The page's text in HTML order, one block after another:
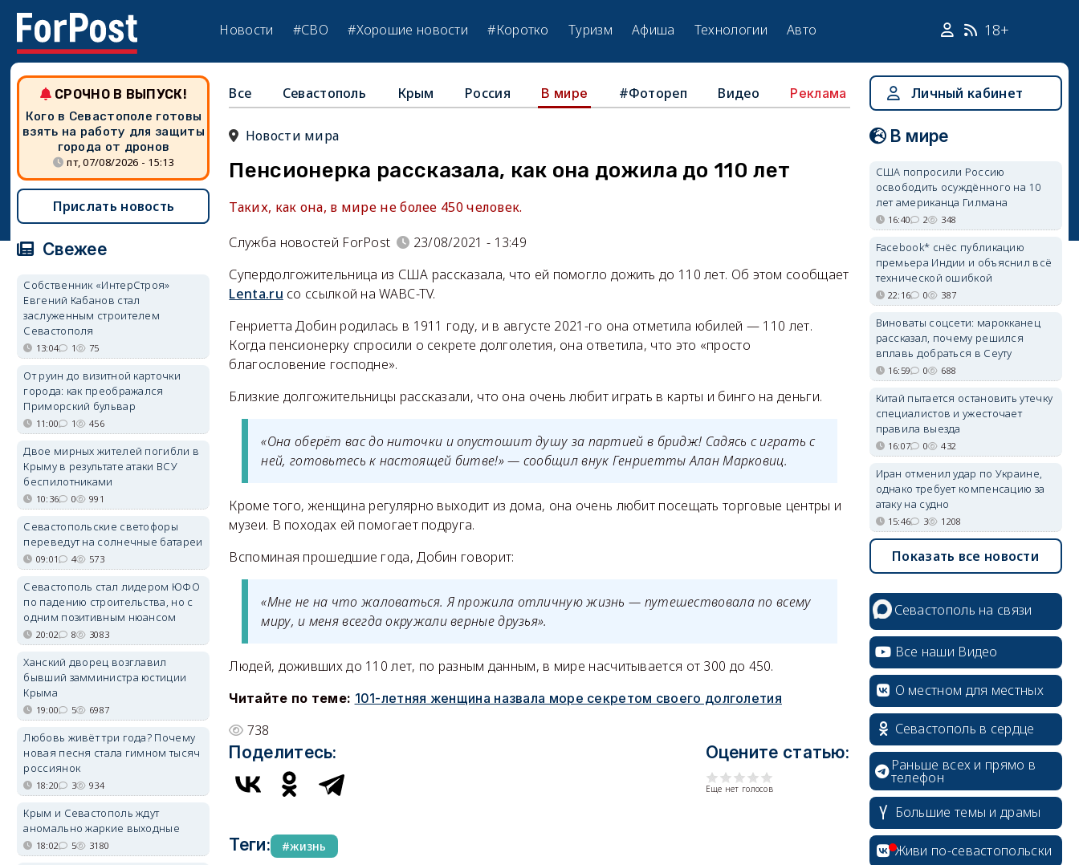
Новости #СВО #Хорошие новости #Коротко Туризм Афиша Технологии Авто 18+
Все Севастополь Крым Россия В мире #Фотореп Видео Реклама
Новости мира
Пенсионерка рассказала, как она дожила до 110 лет
Таких, как она, в мире не более 450 человек.
Служба новостей ForPost
23/08/2021 - 13:49
Супердолгожительница из США рассказала, что ей помогло дожить до 110 лет. Об этом сообщает
Lenta.ru со ссылкой на WABC-TV.
Генриетта Добин родилась в 1911 году, и в августе 2021-го она отметила юбилей — 110 лет.
Когда пенсионерку спросили о секрете долголетия, она ответила, что это «просто
благословение господне».
Близкие долгожительницы рассказали, что она очень любит играть в карты и бинго на деньги.
«Она оберёт вас до ниточки и опустошит душу за партией в бридж! Садясь с играть с
ней, готовьтесь к настоящей битве!» — сообщил внук Генриетты Алан Марковиц.
Кроме того, женщина регулярно выходит из дома, она очень любит посещать торговые центры и
музеи. В походах ей помогает подруга.
Вспоминая прошедшие года, Добин говорит:
«Мне не на что жаловаться. Я прожила отличную жизнь — путешествовала по всему
миру, и меня всегда окружали верные друзья».
Людей, доживших до 110 лет, по разным данным, в мире насчитывается от 300 до 450.
Читайте по теме: 101-летняя женщина назвала море секретом своего долголетия
738
Поделитесь: Оцените статью:
Еще нет голосов
Теги: жизнь
СРОЧНО В ВЫПУСК!
Кого в Севастополе готовы
взять на работу для защиты
города от дронов
пт, 07/08/2026 - 15:13
Прислать новость
Свежее
Собственник «ИнтерСтроя»
Евгений Кабанов стал
заслуженным строителем
Севастополя
13:04 1 75
От руин до визитной карточки
города: как преображался
Приморский бульвар
11:00 1 456
Двое мирных жителей погибли в
Крыму в результате атаки ВСУ
беспилотниками
10:36 0 991
Севастопольские светофоры
переведут на солнечные батареи
09:01 4 573
Севастополь стал лидером ЮФО
по падению строительства, но с
одним позитивным нюансом
20:02 8 3083
Ханский дворец возглавил
бывший замминистра юстиции
Крыма
19:00 5 6987
Любовь живёт три года? Почему
новая песня стала гимном тысяч
россиянок
18:20 3 934
Крым и Севастополь ждут
аномально жаркие выходные
18:02 5 3180
Личный кабинет
В мире
США попросили Россию
освободить осуждённого на 10
лет американца Гилмана
16:40 2 348
Facebook* снёс публикацию
премьера Индии и объяснил всё
технической ошибкой
22:16 0 387
Виноваты соцсети: марокканец
рассказал, почему решился
вплавь добраться в Сеуту
16:59 0 688
Китай пытается остановить утечку
специалистов и ужесточает
правила выезда
16:07 0 432
Иран отменил удар по Украине,
однако требует компенсацию за
атаку на судно
15:46 3 1208
Показать все новости
Севастополь на связи
Все наши Видео
О местном для местных
Севастополь в сердце
Раньше всех и прямо в
телефон
Большие темы и драмы
Живи по-севастопольски
erid: 2SDnjcrDNw6